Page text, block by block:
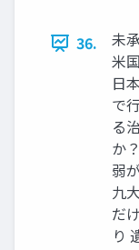
36.
未
⽶
⽇
で
る
か
弱
九
だ
り